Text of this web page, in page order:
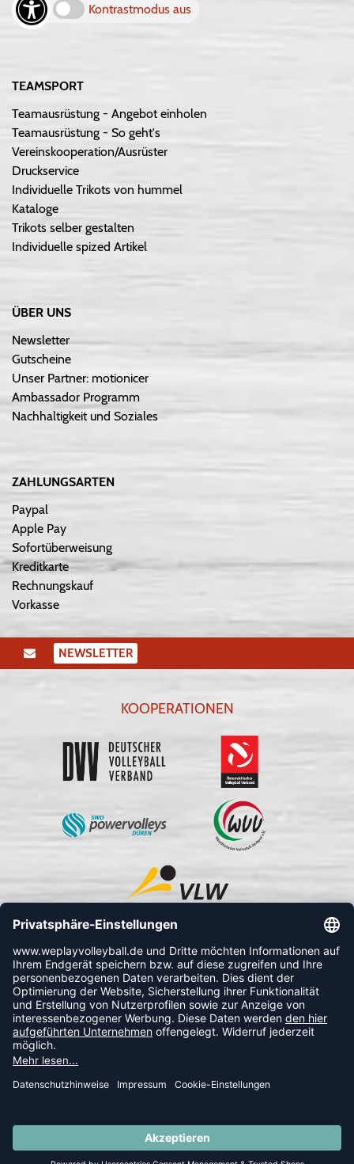
Kontrastmodus aus
TEAMSPORT
Teamausrüstung - Angebot einholen
Teamausrüstung - So geht's
Vereinskooperation/Ausrüster
Druckservice
Individuelle Trikots von hummel
Kataloge
Trikots selber gestalten
Individuelle spized Artikel
ÜBER UNS
Newsletter
Gutscheine
Unser Partner: motionicer
Ambassador Programm
Nachhaltigkeit und Soziales
ZAHLUNGSARTEN
Paypal
Apple Pay
Sofortüberweisung
Kreditkarte
Rechnungskauf
Vorkasse
NEWSLETTER
KOOPERATIONEN
FOLLOW US